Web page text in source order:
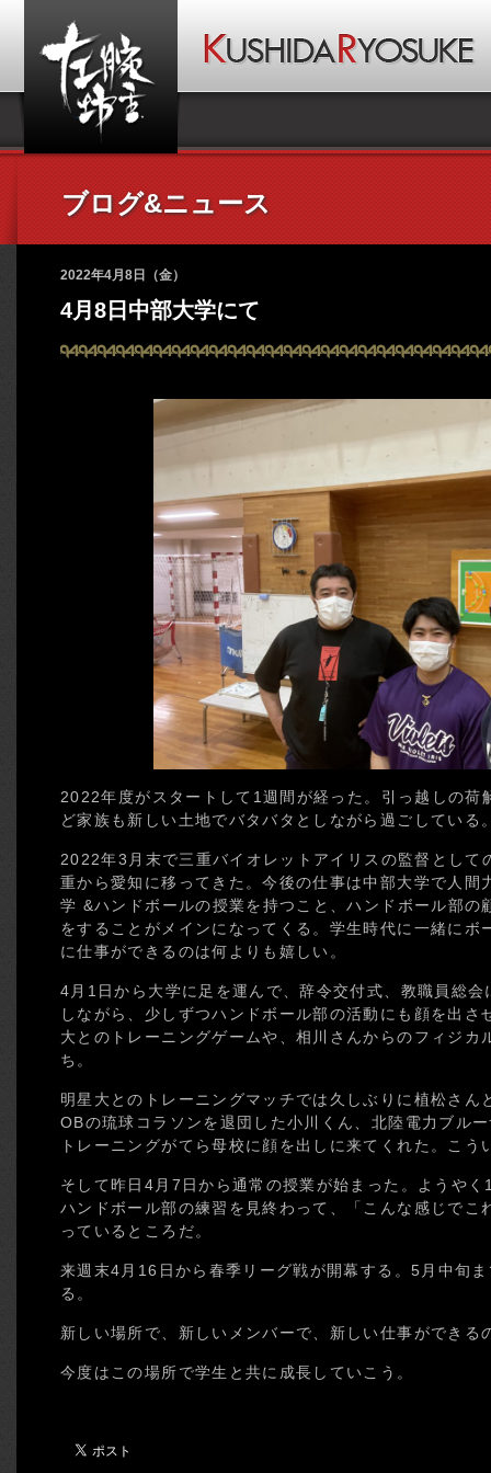
ブログ&ニュース
2022年4月8日（金）
4月8日中部大学にて
2022年度がスタートして1週間が経った。引っ越しの荷
ど家族も新しい土地でバタバタとしながら過ごしている
2022年3月末で三重バイオレットアイリスの監督として
重から愛知に移ってきた。今後の仕事は中部大学で人間
学 &ハンドボールの授業を持つこと、ハンドボール部の
をすることがメインになってくる。学生時代に一緒にボ
に仕事ができるのは何よりも嬉しい。
4月1日から大学に足を運んで、辞令交付式、教職員総
しながら、少しずつハンドボール部の活動にも顔を出さ
大とのトレーニングゲームや、相川さんからのフィジカ
ち。
明星大とのトレーニングマッチでは久しぶりに植松さん
OBの琉球コラソンを退団した小川くん、北陸電力ブル
トレーニングがてら母校に顔を出しに来てくれた。こ
そして昨日4月7日から通常の授業が始まった。ようや
ハンドボール部の練習を見終わって、「こんな感じでこ
っているところだ。
来週末4月16日から春季リーグ戦が開幕する。5月中旬
る。
新しい場所で、新しいメンバーで、新しい仕事ができる
今度はこの場所で学生と共に成長していこう。